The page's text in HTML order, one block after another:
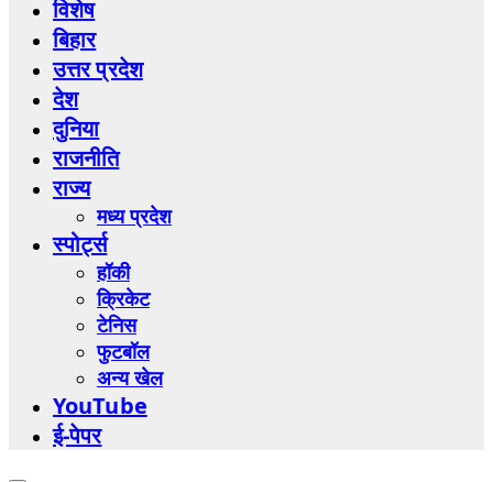
विशेष
बिहार
उत्तर प्रदेश
देश
दुनिया
राजनीति
राज्य
मध्य प्रदेश
स्पोर्ट्स
हॉकी
क्रिकेट
टेनिस
फुटबॉल
अन्य खेल
YouTube
ई-पेपर